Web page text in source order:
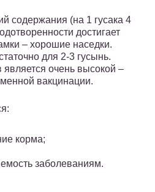
содержания (на 1 гусака 4
достигает
– хорошие наседки.
для 2-3 гусынь.
очень высокой –
вакцинации.
корма;
заболеваниям.